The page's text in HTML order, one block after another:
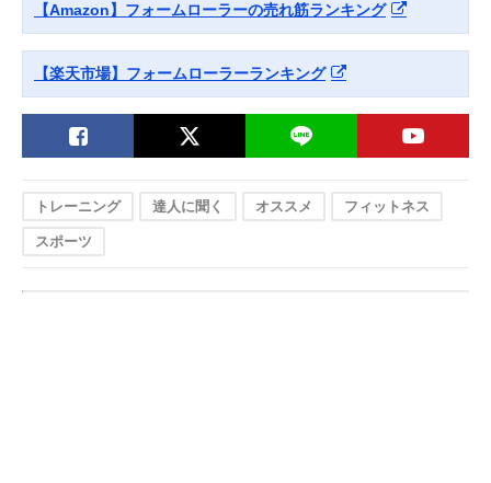
【Amazon】フォームローラーの売れ筋ランキング
【楽天市場】フォームローラーランキング
トレーニング 達人に聞く オススメ フィットネス
スポーツ